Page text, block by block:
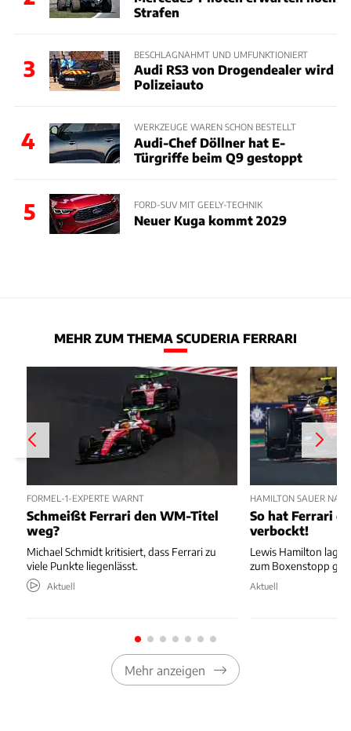
Strafen
3
BESCHLAGNAHMT UND UMFUNKTIONIERT
Audi RS3 von Drogendealer wird
Polizeiauto
4
WERKZEUGE WAREN SCHON BESTELLT
Audi-Chef Döllner hat E-
Türgriffe beim Q9 gestoppt
5 FORD-SUV MIT GEELY-TECHNIK
Neuer Kuga kommt 2029
MEHR ZUM THEMA SCUDERIA FERRARI
FORMEL-1-EXPERTE WARNT
Schmeißt Ferrari den WM-Titel
weg?
Michael Schmidt kritisiert, dass Ferrari zu
viele Punkte liegenlässt.
Aktuell
HAMILTON SAUER
So hat Ferrari
verbockt!
Lewis Hamilton lag
zum Boxenstopp
Aktuell
Mehr anzeigen